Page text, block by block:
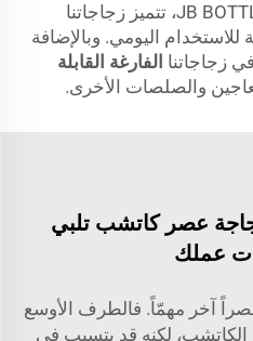
تنكسر بسهولة. وفي شركة JB BOTTLE، تتميز زجاجاتنا
للاستخدام اليومي. وبالإضافة
زجاجاتنا الفارغة القابلة
والصلصات الأخرى.
عصر كاتشب تلبي
عملك
آخر مهمّاً. فالطرف الأوسع
لكنه قد يتسبب في